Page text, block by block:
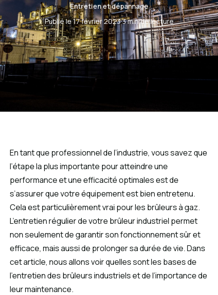
Entretien et dépannage
Publié le 17 février 2023·3 min de lecture
En tant que professionnel de l’industrie, vous savez que
l’étape la plus importante pour atteindre une
performance et une efficacité optimales est de
s’assurer que votre équipement est bien entretenu.
Cela est particulièrement vrai pour les brûleurs à gaz.
L’entretien régulier de votre brûleur industriel permet
non seulement de garantir son fonctionnement sûr et
efficace, mais aussi de prolonger sa durée de vie. Dans
cet article, nous allons voir quelles sont les bases de
l’entretien des brûleurs industriels et de l’importance de
leur maintenance.